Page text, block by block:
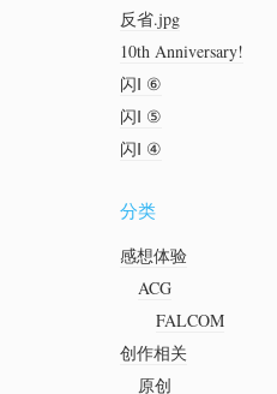
反省.jpg
10th Anniversary!
闪Ⅰ ⑥
闪Ⅰ ⑤
闪Ⅰ ④
分类
感想体验
ACG
FALCOM
创作相关
原创